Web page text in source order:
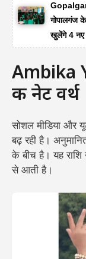
गोपालगंज
खुलेंगे 4
Ambika
की नेट वर्थ
सोशल मीडिया और
बढ़ रही है।
के बीच है। यह
से आती है।